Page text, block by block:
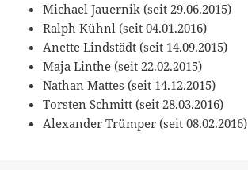
Michael Jauernik (seit 29.06.2015)
Ralph Kühnl (seit 04.01.2016)
Anette Lindstädt (seit 14.09.2015)
Maja Linthe (seit 22.02.2015)
Nathan Mattes (seit 14.12.2015)
Torsten Schmitt (seit 28.03.2016)
Alexander Trümper (seit 08.02.2016)